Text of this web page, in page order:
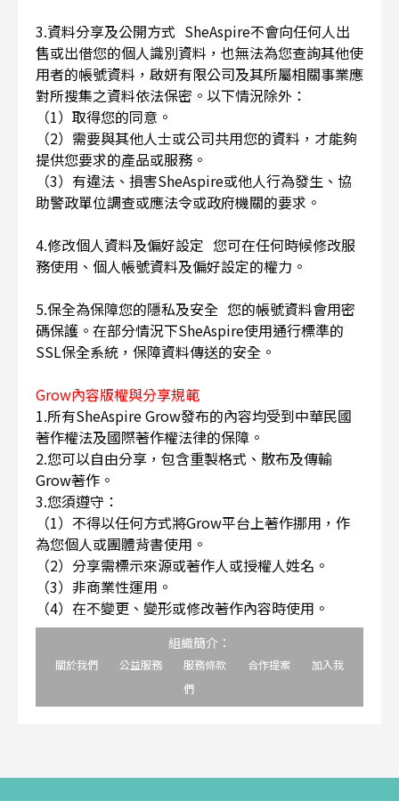
3.資料分享及公開方式 SheAspire不會向任何人出
售或出借您的個人識別資料，也無法為您查詢其他使
用者的帳號資料，啟妍有限公司及其所屬相關事業應
對所搜集之資料依法保密。以下情況除外：
（1）取得您的同意。
（2）需要與其他人士或公司共用您的資料，才能夠
提供您要求的產品或服務。
（3）有違法、損害SheAspire或他人行為發生、協
助警政單位調查或應法令或政府機關的要求。
4.修改個人資料及偏好設定 您可在任何時候修改服
務使用、個人帳號資料及偏好設定的權力。
5.保全為保障您的隱私及安全 您的帳號資料會用密
碼保護。在部分情況下SheAspire使用通行標準的
SSL保全系統，保障資料傳送的安全。
Grow內容版權與分享規範
1.所有SheAspire Grow發布的內容均受到中華民國
著作權法及國際著作權法律的保障。
2.您可以自由分享，包含重製格式、散布及傳輸
Grow著作。
3.您須遵守：
（1）不得以任何方式將Grow平台上著作挪用，作
為您個人或團體背書使用。
（2）分享需標示來源或著作人或授權人姓名。
（3）非商業性運用。
（4）在不變更、變形或修改著作內容時使用。
組織簡介：
關於我們 公益服務 服務條款 合作提案
加入我
們